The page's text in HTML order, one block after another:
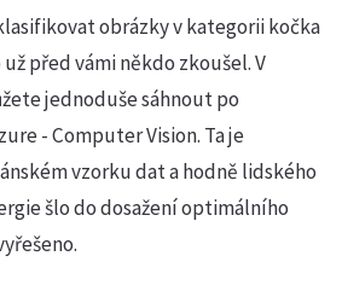
obrázky v kategorii kočka
před vámi někdo zkoušel. V
jednoduše sáhnout po
- Computer Vision. Ta je
vzorku dat a hodně lidského
šlo do dosažení optimálního